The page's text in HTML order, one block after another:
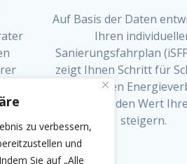
zu verbessern,
und
Sie auf „Alle
Auf Basis der Daten
Ihren
Sanierungsfahrplan
zeigt Ihnen Schritt für
wie Sie den
senken und den Wert
steigern.